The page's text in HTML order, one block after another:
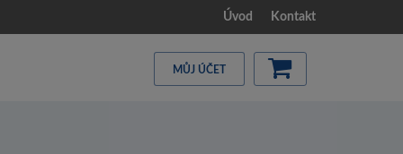
Úvod Kontakt
MŮJ ÚČET